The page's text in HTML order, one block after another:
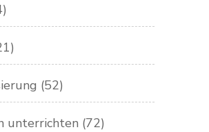
(52)
unterrichten (72)